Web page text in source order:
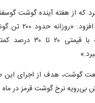
که از هفته آینده گوشت
عرضه خواهد شد.
وارد کشور می‌شود که
گوشت، هدف از اجرای
بی‌رویه نرخ گوشت قرمز در